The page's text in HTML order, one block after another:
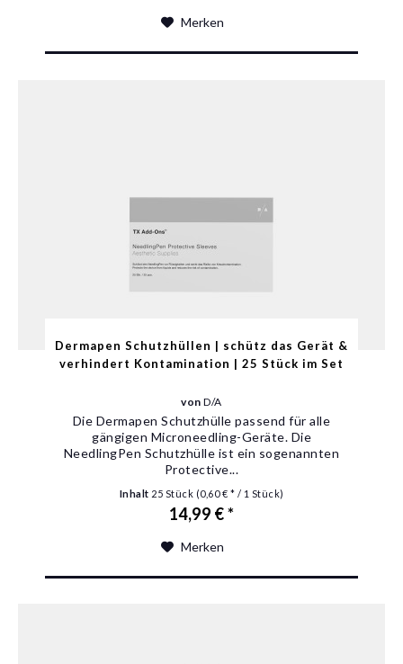
Merken
Dermapen Schutzhüllen | schütz das Gerät &
verhindert Kontamination | 25 Stück im Set
vonD/A
Die Dermapen Schutzhülle passend für alle
gängigen Microneedling-Geräte. Die
NeedlingPen Schutzhülle ist ein sogenannten
Protective...
Inhalt 25 Stück (0,60 € * / 1 Stück)
14,99 € *
Merken